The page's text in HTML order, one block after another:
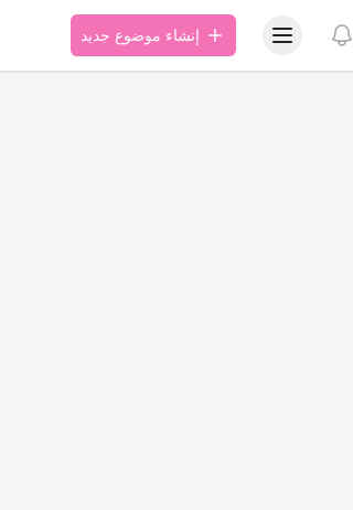
عرض الإشعاراتعرض قائمة المستخدمإنشاء موضوع جديد